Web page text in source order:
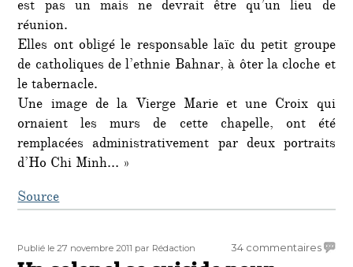
est pas un mais ne devrait être qu’un lieu de
réunion.
Elles ont obligé le responsable laïc du petit groupe
de catholiques de l’ethnie Bahnar, à ôter la cloche et
le tabernacle.
Une image de la Vierge Marie et une Croix qui
ornaient les murs de cette chapelle, ont été
remplacées administrativement par deux portraits
d’Ho Chi Minh… »
Source
Publié
le
Publié le 27 novembre 2011 Auteur
par Rédaction 34 commentairessur